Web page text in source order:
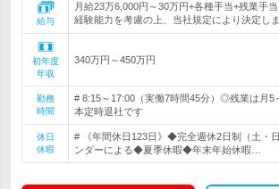
給与
月給23万6,000円～30万円+各種手当+残業手
経験能力を考慮の上、当社規定により決定し
初年度
年収
340万円～450万円
勤務
時間
# 8:15～17:00（実働7時間45分）◎残業は月5
本定時退社です
休日
休暇
# 《年間休日123日》◆完全週休2日制（土・
ンダーによる◆夏季休暇◆年末年始休暇…